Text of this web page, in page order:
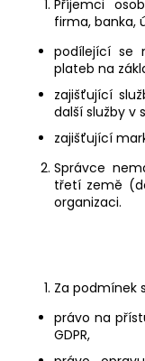
Příjemci
firma, banka,
podílející se
plateb na
zajišťující
další služby v
zajišťující
Správce
třetí země
organizaci.
Za podmínek
právo na
GDPR,